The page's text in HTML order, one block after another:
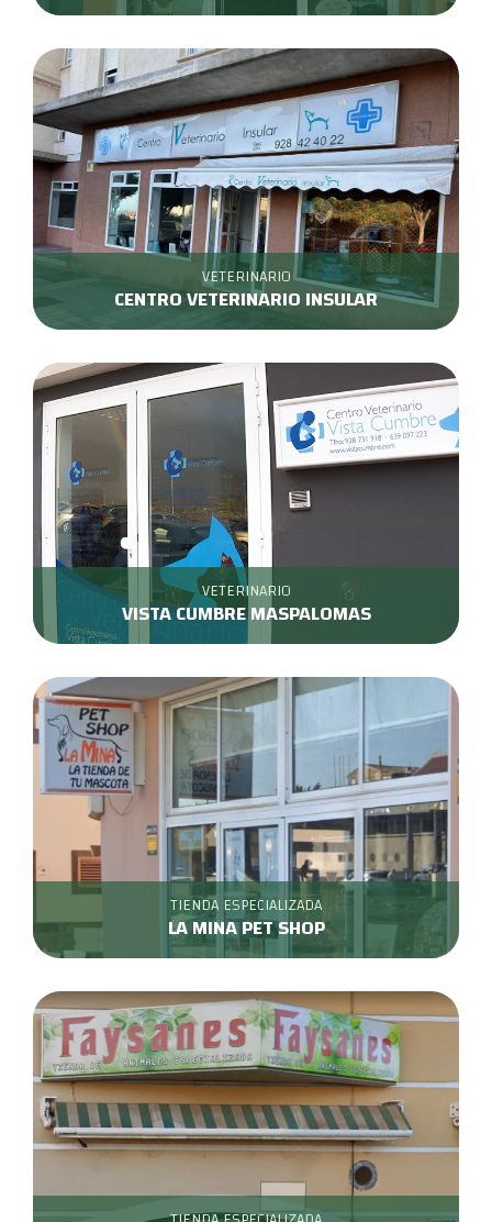
VETERINARIO
CENTRO VETERINARIO INSULAR
VETERINARIO
VISTA CUMBRE MASPALOMAS
TIENDA ESPECIALIZADA
LA MINA PET SHOP